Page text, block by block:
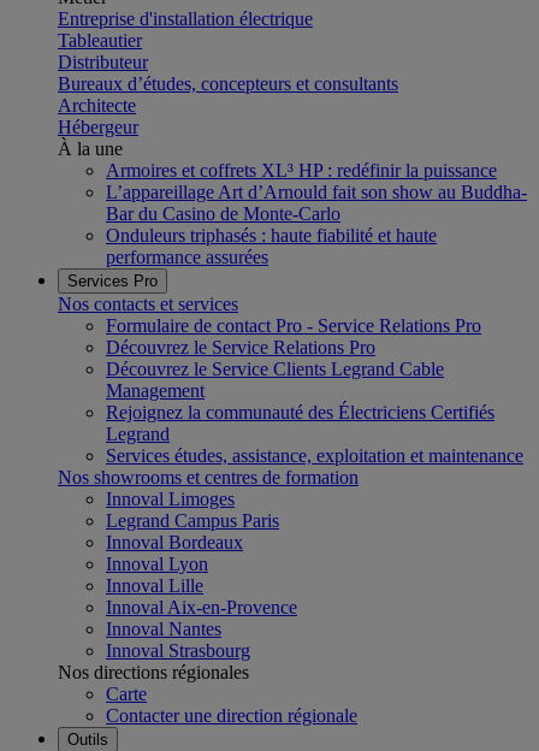
Entreprise d'installation électrique
Tableautier
Distributeur
Bureaux d’études, concepteurs et consultants
Architecte
Hébergeur
À la une
Armoires et coffrets XL³ HP : redéfinir la puissance
L’appareillage Art d’Arnould fait son show au Buddha-
Bar du Casino de Monte-Carlo
Onduleurs triphasés : haute fiabilité et haute
performance assurées
Services Pro
Nos contacts et services
Formulaire de contact Pro - Service Relations Pro
Découvrez le Service Relations Pro
Découvrez le Service Clients Legrand Cable
Management
Rejoignez la communauté des Électriciens Certifiés
Legrand
Services études, assistance, exploitation et maintenance
Nos showrooms et centres de formation
Innoval Limoges
Legrand Campus Paris
Innoval Bordeaux
Innoval Lyon
Innoval Lille
Innoval Aix-en-Provence
Innoval Nantes
Innoval Strasbourg
Nos directions régionales
Carte
Contacter une direction régionale
Outils